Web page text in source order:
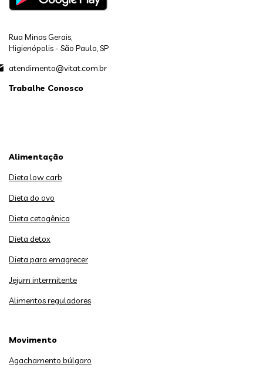
Rua Minas Gerais,
Higienópolis - São Paulo, SP
atendimento@vitat.com.br
Trabalhe Conosco
Alimentação
Dieta low carb
Dieta do ovo
Dieta cetogênica
Dieta detox
Dieta para emagrecer
Jejum intermitente
Alimentos reguladores
Movimento
Agachamento búlgaro